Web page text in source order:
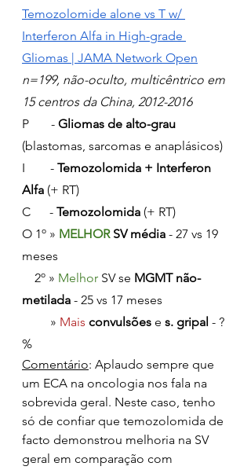
Temozolomide alone vs T w/
Interferon Alfa in High-grade
Gliomas | JAMA Network Open
n=199, não-oculto, multicêntrico em
15 centros da China, 2012-2016
P       - Gliomas de alto-grau
(blastomas, sarcomas e anaplásicos)
I        - Temozolomida + Interferon
Alfa (+ RT)
C      - Temozolomida (+ RT)
O 1º » MELHOR SV média - 27 vs 19
meses
    2º »
Melhor SV se MGMT não-
metilada - 25 vs 17 meses
         »
Mais convulsões e s. gripal - ?
%
Comentário: Aplaudo sempre que
um ECA na oncologia nos fala na
sobrevida geral. Neste caso, tenho
só de confiar que temozolomida de
facto demonstrou melhoria na SV
geral em comparação com